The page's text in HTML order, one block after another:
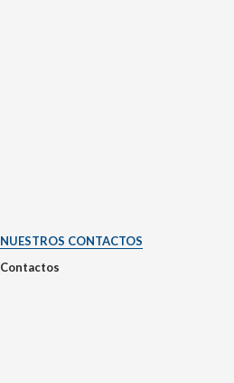
NUESTROS CONTACTOS
Contactos